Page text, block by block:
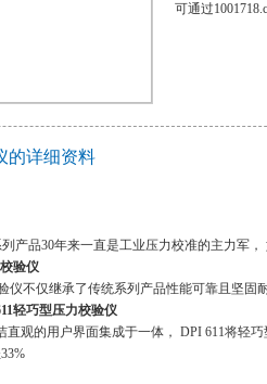
可通过
的详细资料
产品30年来一直是工业压力校准的主力军
验仪
仪不仅继承了传统系列产品性能可靠且坚固
轻巧型压力校验仪
的用户界面集成于一体， DPI 611将轻巧型